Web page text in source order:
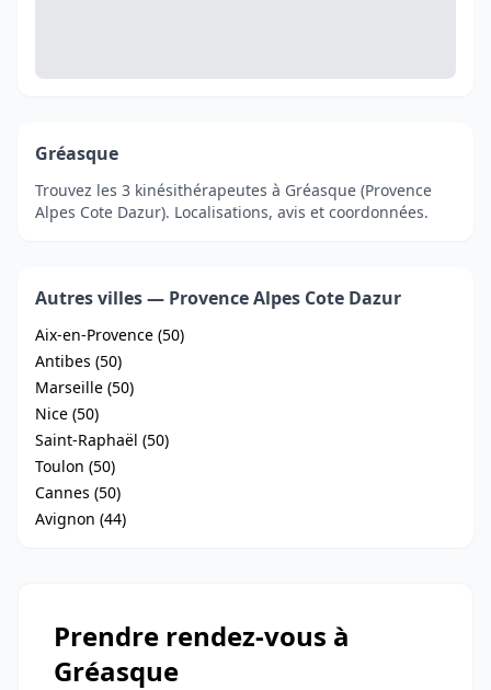
Gréasque
Trouvez les 3 kinésithérapeutes à Gréasque (Provence
Alpes Cote Dazur). Localisations, avis et coordonnées.
Autres villes — Provence Alpes Cote Dazur
Aix-en-Provence (50)
Antibes (50)
Marseille (50)
Nice (50)
Saint-Raphaël (50)
Toulon (50)
Cannes (50)
Avignon (44)
Prendre rendez-vous à
Gréasque